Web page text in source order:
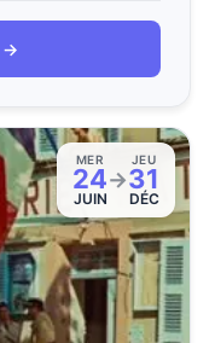
→
MER
24
JUIN
→
JEU
31
DÉC